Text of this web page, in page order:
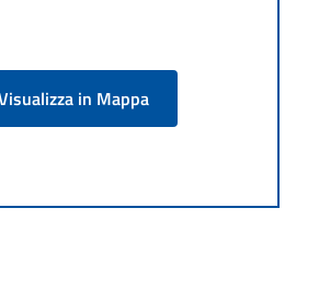
in Mappa